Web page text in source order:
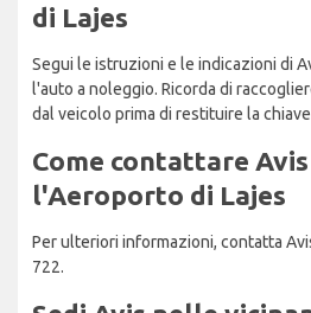
di Lajes
Segui le istruzioni e le indicazioni di
l'auto a noleggio. Ricorda di
dal veicolo prima di restituire la
Come contattare
l'Aeroporto di Lajes
Per ulteriori informazioni, contatta
722.